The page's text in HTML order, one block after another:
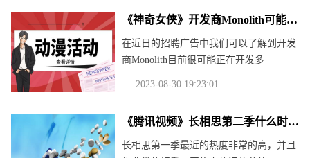
《神奇女侠》开发商Monolith可能在开发多个DC游戏
在近日的招聘广告中我们可以了解到开发
商Monolith目前很可能正在开发多
2023-08-30 19:23:01
《腾讯视频》长相思第二季什么时候播
长相思第一季最近的热度非常的高，并且